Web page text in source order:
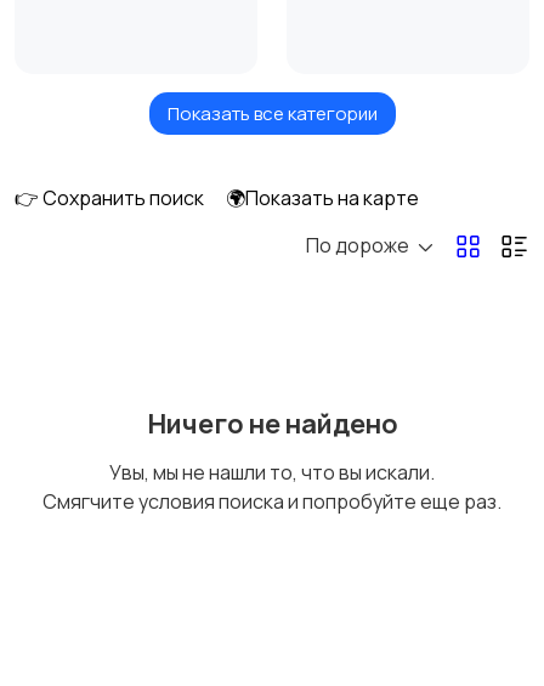
Головные уборы Домашняя одежда
Нижнее белье
Показать все категории
👉 Сохранить поиск
🌍Показать на карте
По дороже
Ничего не найдено
Увы, мы не нашли то, что вы искали.
Смягчите условия поиска и попробуйте еще раз.